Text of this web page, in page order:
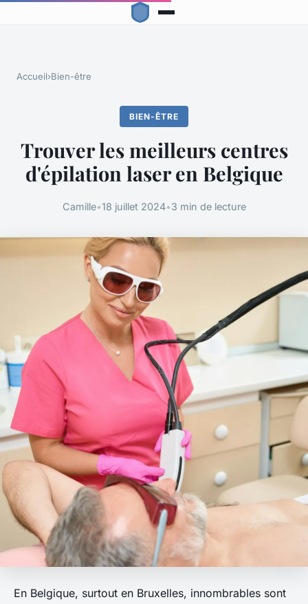
Accueil›Bien-être
BIEN-ÊTRE
Trouver les meilleurs centres
d'épilation laser en Belgique
Camille•18 juillet 2024•3 min de lecture
En Belgique, surtout en Bruxelles, innombrables sont